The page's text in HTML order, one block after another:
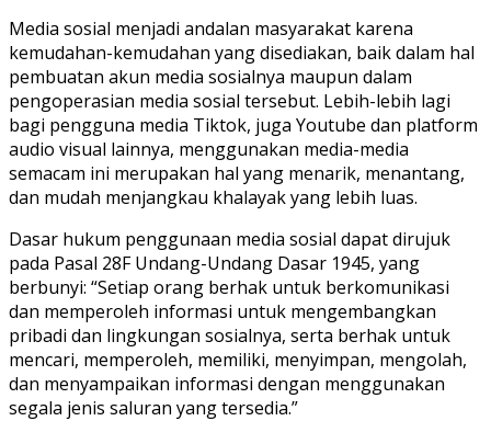
Media sosial menjadi andalan masyarakat karena
kemudahan-kemudahan yang disediakan, baik dalam hal
pembuatan akun media sosialnya maupun dalam
pengoperasian media sosial tersebut. Lebih-lebih lagi
bagi pengguna media Tiktok, juga Youtube dan platform
audio visual lainnya, menggunakan media-media
semacam ini merupakan hal yang menarik, menantang,
dan mudah menjangkau khalayak yang lebih luas.
Dasar hukum penggunaan media sosial dapat dirujuk
pada Pasal 28F Undang-Undang Dasar 1945, yang
berbunyi: “Setiap orang berhak untuk berkomunikasi
dan memperoleh informasi untuk mengembangkan
pribadi dan lingkungan sosialnya, serta berhak untuk
mencari, memperoleh, memiliki, menyimpan, mengolah,
dan menyampaikan informasi dengan menggunakan
segala jenis saluran yang tersedia.”